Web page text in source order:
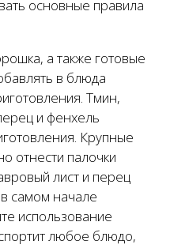
основные правила
а также готовые
в блюда
Тмин,
и фенхель
Крупные
отнести палочки
лист и перец
самом начале
использование
любое блюдо,